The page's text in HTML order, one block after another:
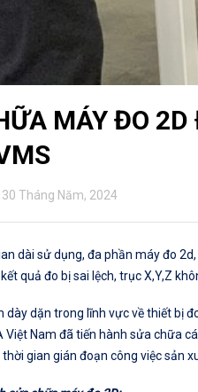
MÁY ĐO
Tháng Năm, 2024
dài sử dụng, đa phần máy đo
quả đo bị sai lệch, trục X,Y,Z
dày dặn trong lĩnh vực về thiết bị
Việt Nam đã tiến hành sửa chữa
gian gián đoạn công việc sản